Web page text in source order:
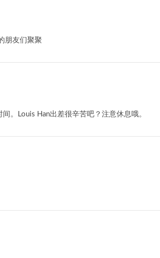
朋友们聚聚
。Louis Han出差很辛苦吧？注意休息哦。